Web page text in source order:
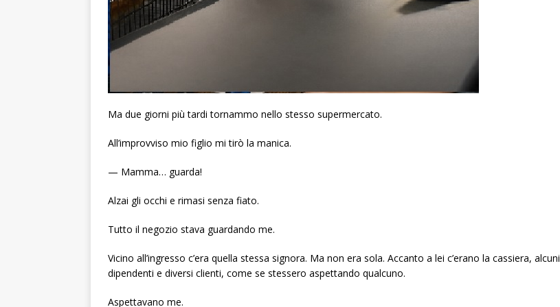
Ma due giorni più tardi tornammo nello stesso supermercato.
All’improvviso mio figlio mi tirò la manica.
— Mamma… guarda!
Alzai gli occhi e rimasi senza fiato.
Tutto il negozio stava guardando me.
Vicino all’ingresso c’era quella stessa signora. Ma non era sola. Accanto a lei c’erano la cassiera, alcuni
dipendenti e diversi clienti, come se stessero aspettando qualcuno.
Aspettavano me.